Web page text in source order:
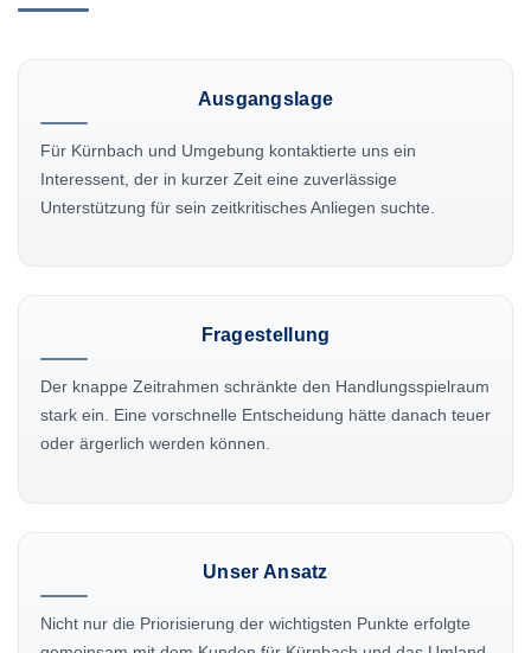
Ausgangslage
Für Kürnbach und Umgebung kontaktierte uns ein
Interessent, der in kurzer Zeit eine zuverlässige
Unterstützung für sein zeitkritisches Anliegen suchte.
Fragestellung
Der knappe Zeitrahmen schränkte den Handlungsspielraum
stark ein. Eine vorschnelle Entscheidung hätte danach teuer
oder ärgerlich werden können.
Unser Ansatz
Nicht nur die Priorisierung der wichtigsten Punkte erfolgte